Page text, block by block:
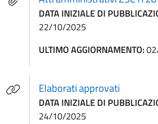
DATA INIZIALE DI
22/10/2025
ULTIMO AGGIORNAMENTO:
Elaborati approvati
DATA INIZIALE DI
24/10/2025